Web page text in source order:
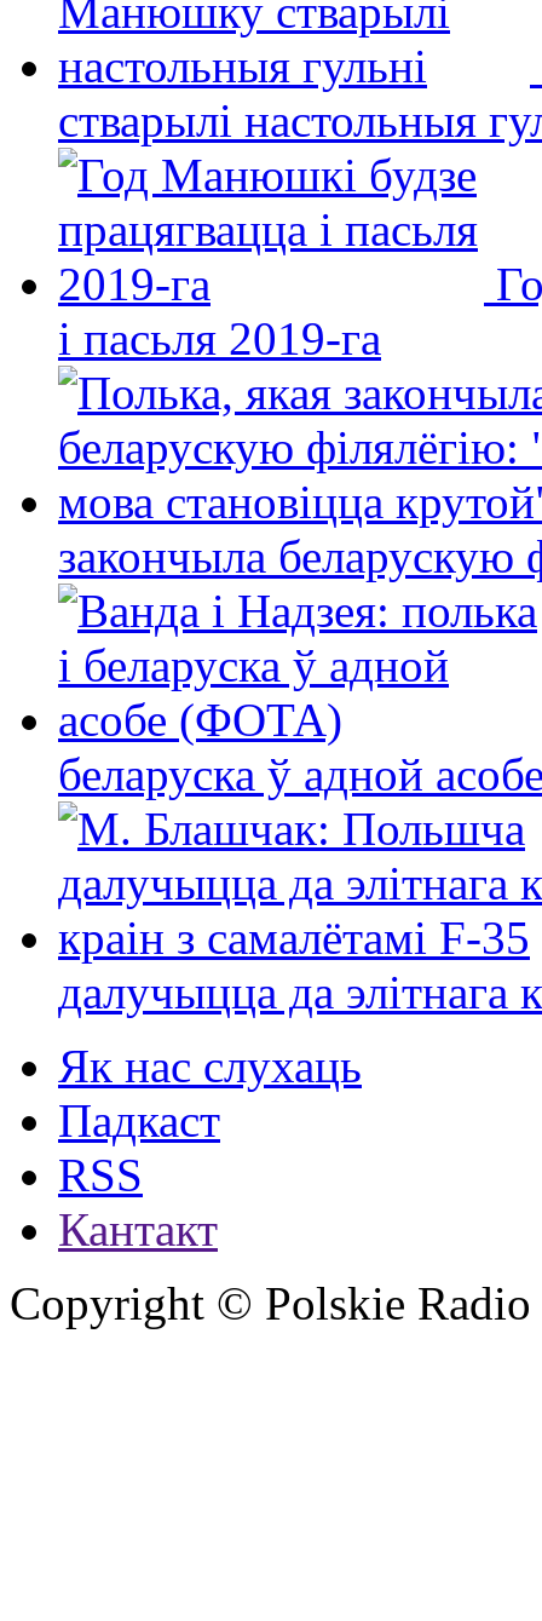
стварылі настольныя
і пасьля 2019-га
закончыла беларускую
беларуска ў адной
далучыцца да элітнага
Як нас слухаць
Падкаст
RSS
Кантакт
Copyright © Polskie